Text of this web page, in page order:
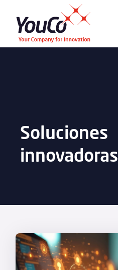
Soluciones
innovadoras